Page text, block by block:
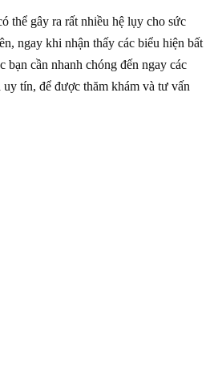
thể gây ra rất nhiều hệ lụy cho sức
ngay khi nhận thấy các biểu hiện bất
bạn cần nhanh chóng đến ngay các
tín, để được thăm khám và tư vấn